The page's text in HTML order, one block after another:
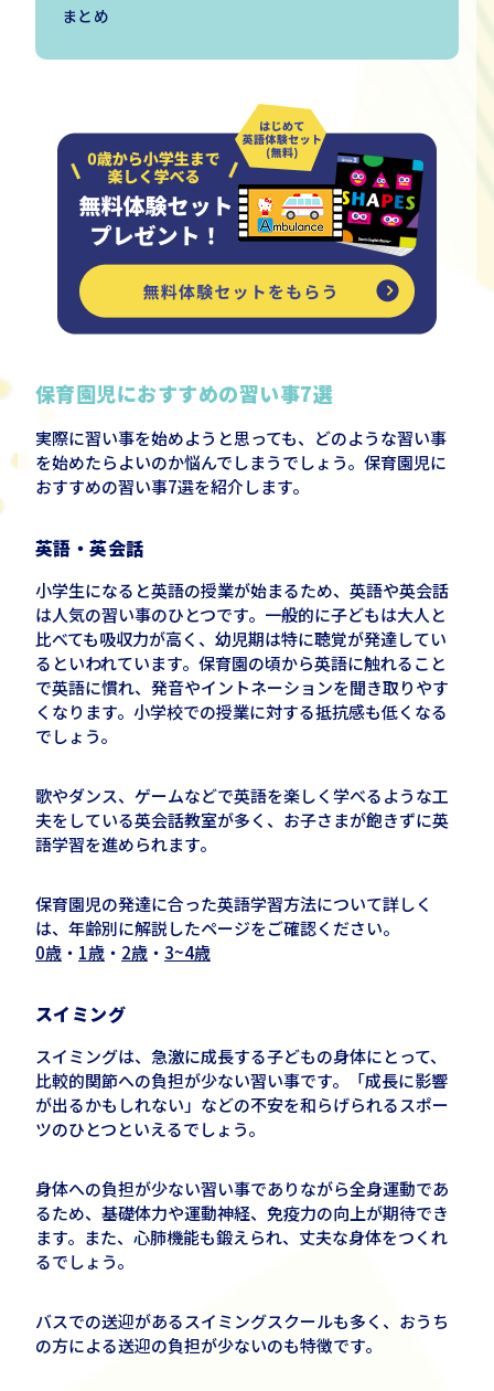
まとめ
保育園児におすすめの習い事7選
実際に習い事を始めようと思っても、どのような習い事
を始めたらよいのか悩んでしまうでしょう。保育園児に
おすすめの習い事7選を紹介します。
英語・英会話
小学生になると英語の授業が始まるため、英語や英会話
は人気の習い事のひとつです。一般的に子どもは大人と
比べても吸収力が高く、幼児期は特に聴覚が発達してい
るといわれています。保育園の頃から英語に触れること
で英語に慣れ、発音やイントネーションを聞き取りやす
くなります。小学校での授業に対する抵抗感も低くなる
でしょう。
歌やダンス、ゲームなどで英語を楽しく学べるような工
夫をしている英会話教室が多く、お子さまが飽きずに英
語学習を進められます。
保育園児の発達に合った英語学習方法について詳しく
は、年齢別に解説したページをご確認ください。
0歳 ・ 1歳 ・ 2歳 ・ 3~4歳
スイミング
スイミングは、急激に成長する子どもの身体にとって、
比較的関節への負担が少ない習い事です。「成長に影響
が出るかもしれない」などの不安を和らげられるスポー
ツのひとつといえるでしょう。
身体への負担が少ない習い事でありながら全身運動であ
るため、基礎体力や運動神経、免疫力の向上が期待でき
ます。また、心肺機能も鍛えられ、丈夫な身体をつくれ
るでしょう。
バスでの送迎があるスイミングスクールも多く、おうち
の方による送迎の負担が少ないのも特徴です。